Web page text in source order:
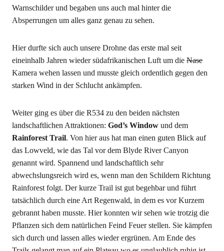
Warnschilder und begaben uns auch mal hinter die
Absperrungen um alles ganz genau zu sehen.
Hier durfte sich auch unsere Drohne das erste mal seit
eineinhalb Jahren wieder südafrikanischen Luft um dieNase
Kamera wehen lassen und musste gleich ordentlich gegen den
starken Wind in der Schlucht ankämpfen.
Weiter ging es über die R534 zu den beiden nächsten
landschaftlichen Attraktionen: God’s Windowund dem
Rainforest Trail. Von hier aus hat man einen guten Blick auf
das Lowveld, wie das Tal vor dem Blyde River Canyon
genannt wird. Spannend und landschaftlich sehr
abwechslungsreich wird es, wenn man den Schildern Richtung
Rainforest folgt. Der kurze Trail ist gut begehbar und führt
tatsächlich durch eine Art Regenwald, in dem es vor Kurzem
gebrannt haben musste. Hier konnten wir sehen wie trotzig die
Pflanzen sich dem natürlichen Feind Feuer stellen. Sie kämpfen
sich durch und lassen alles wieder ergrünen. Am Ende des